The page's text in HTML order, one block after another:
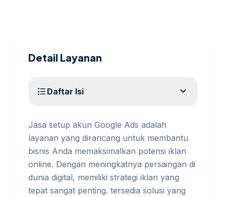
Detail Layanan
format_list_bulleted Daftar Isi expand_more
Jasa setup akun Google Ads adalah
layanan yang dirancang untuk membantu
bisnis Anda memaksimalkan potensi iklan
online. Dengan meningkatnya persaingan di
dunia digital, memiliki strategi iklan yang
tepat sangat penting. tersedia solusi yang